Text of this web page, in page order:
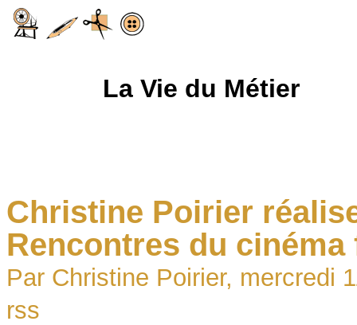
La Vie du Métier
Christine Poirier
Rencontres du
Par Christine Poirier, mercredi
rss